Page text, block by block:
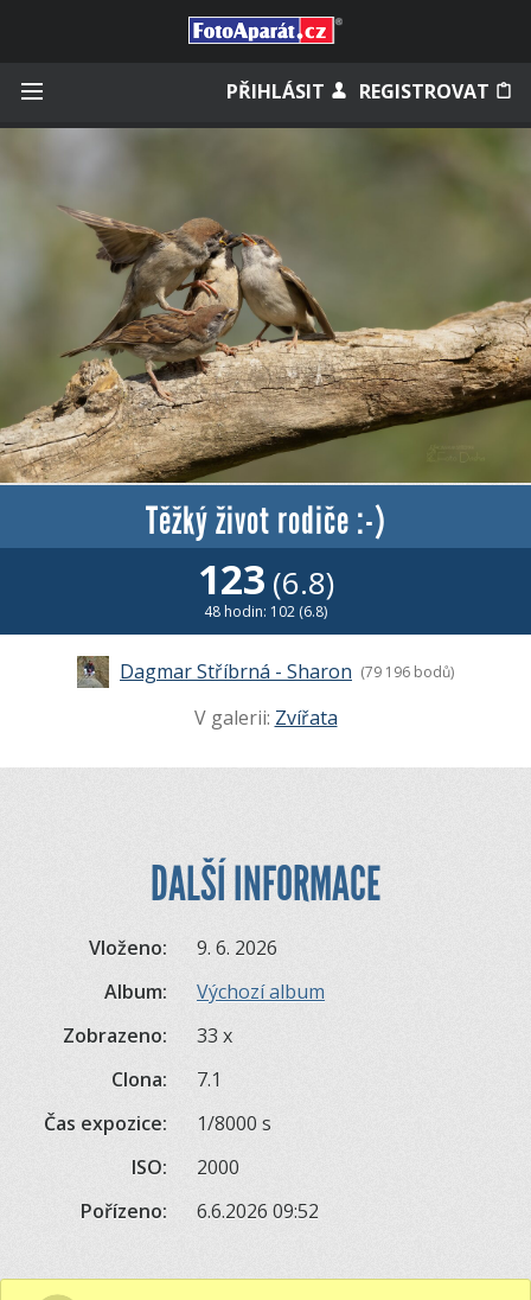
PŘIHLÁSIT REGISTROVAT
Zapomněli jste heslo?
Měli jste účet na starém webu?
Těžký život rodiče :-)
123 (6.8)
48 hodin: 102 (6.8)
Dagmar Stříbrná - Sharon (79 196 bodů)
V galerii: Zvířata
DALŠÍ INFORMACE
Vloženo:
9. 6. 2026
Album:
Výchozí album
Zobrazeno:
33 x
Clona:
7.1
Čas expozice:
1/8000 s
ISO:
2000
Pořízeno:
6.6.2026 09:52